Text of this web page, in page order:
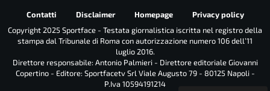
Contatti Disclaimer Homepage
Privacy policy
Copyright 2025 Sportface - Testata giornalistica iscritta nel registro della
stampa dal Tribunale di Roma con autorizzazione numero 106 dell’11
luglio 2016.
Direttore responsabile: Antonio Palmieri - Direttore editoriale Giovanni
Copertino - Editore: Sportfacetv Srl Viale Augusto 79 - 80125 Napoli -
P.Iva 10594191214